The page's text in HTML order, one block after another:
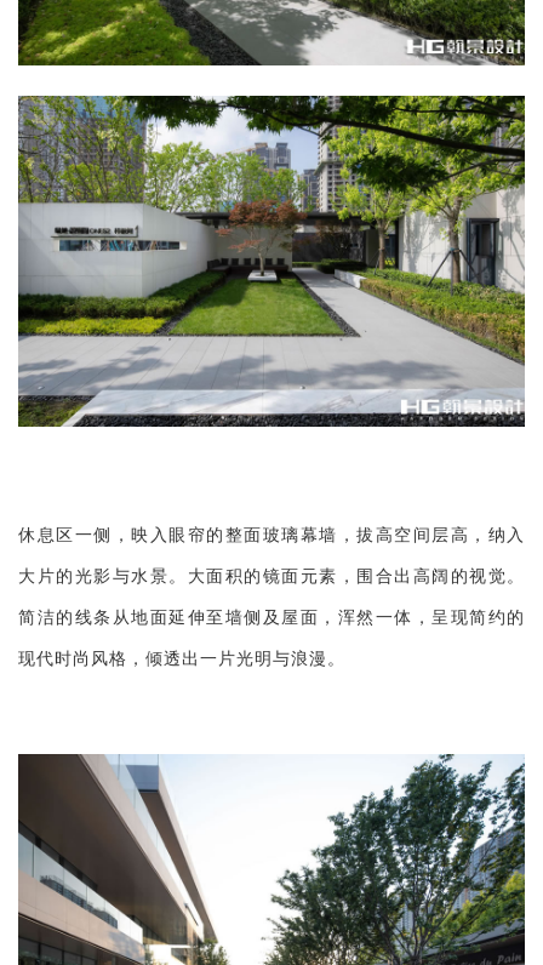
休息区一侧，映入眼帘的整面玻璃幕墙，拔高空间层高，纳入
大片的光影与水景。大面积的镜面元素，围合出高阔的视觉。
简洁的线条从地面延伸至墙侧及屋面，浑然一体，呈现简约的
现代时尚风格，倾透出一片光明与浪漫。